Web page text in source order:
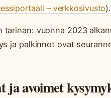
– verkkosivusto).
tarinan: vuonna 2023
ja palkinnot ovat
ja avoimet